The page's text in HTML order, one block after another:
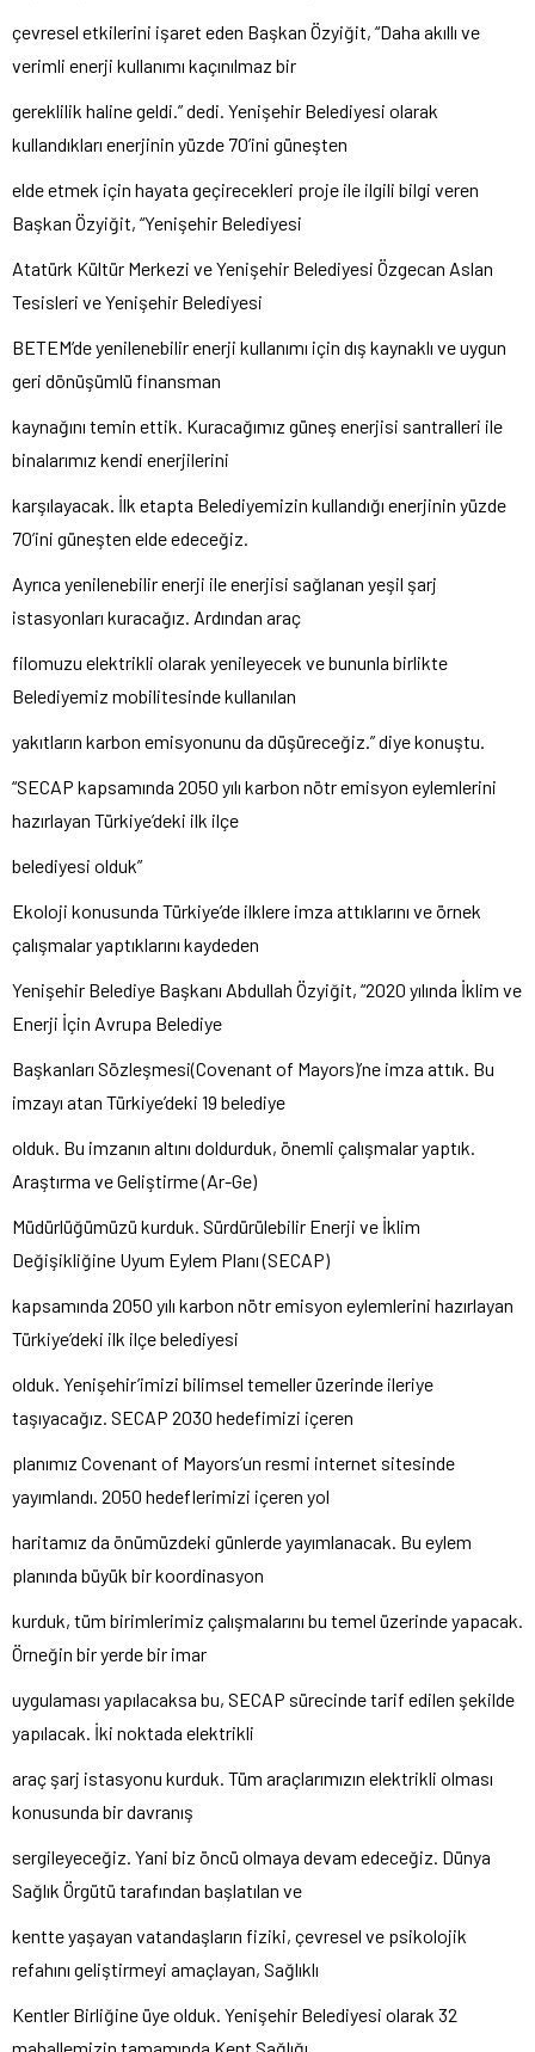
çevresel etkilerini işaret eden Başkan Özyiğit, “Daha akıllı ve
verimli enerji kullanımı kaçınılmaz bir
gereklilik haline geldi.” dedi. Yenişehir Belediyesi olarak
kullandıkları enerjinin yüzde 70’ini güneşten
elde etmek için hayata geçirecekleri proje ile ilgili bilgi veren
Başkan Özyiğit, “Yenişehir Belediyesi
Atatürk Kültür Merkezi ve Yenişehir Belediyesi Özgecan Aslan
Tesisleri ve Yenişehir Belediyesi
BETEM’de yenilenebilir enerji kullanımı için dış kaynaklı ve uygun
geri dönüşümlü finansman
kaynağını temin ettik. Kuracağımız güneş enerjisi santralleri ile
binalarımız kendi enerjilerini
karşılayacak. İlk etapta Belediyemizin kullandığı enerjinin yüzde
70’ini güneşten elde edeceğiz.
Ayrıca yenilenebilir enerji ile enerjisi sağlanan yeşil şarj
istasyonları kuracağız. Ardından araç
filomuzu elektrikli olarak yenileyecek ve bununla birlikte
Belediyemiz mobilitesinde kullanılan
yakıtların karbon emisyonunu da düşüreceğiz.” diye konuştu.
“SECAP kapsamında 2050 yılı karbon nötr emisyon eylemlerini
hazırlayan Türkiye’deki ilk ilçe
belediyesi olduk”
Ekoloji konusunda Türkiye’de ilklere imza attıklarını ve örnek
çalışmalar yaptıklarını kaydeden
Yenişehir Belediye Başkanı Abdullah Özyiğit, “2020 yılında İklim ve
Enerji İçin Avrupa Belediye
Başkanları Sözleşmesi(Covenant of Mayors)’ne imza attık. Bu
imzayı atan Türkiye’deki 19 belediye
olduk. Bu imzanın altını doldurduk, önemli çalışmalar yaptık.
Araştırma ve Geliştirme (Ar-Ge)
Müdürlüğümüzü kurduk. Sürdürülebilir Enerji ve İklim
Değişikliğine Uyum Eylem Planı (SECAP)
kapsamında 2050 yılı karbon nötr emisyon eylemlerini hazırlayan
Türkiye’deki ilk ilçe belediyesi
olduk. Yenişehir’imizi bilimsel temeller üzerinde ileriye
taşıyacağız. SECAP 2030 hedefimizi içeren
planımız Covenant of Mayors’un resmi internet sitesinde
yayımlandı. 2050 hedeflerimizi içeren yol
haritamız da önümüzdeki günlerde yayımlanacak. Bu eylem
planında büyük bir koordinasyon
kurduk, tüm birimlerimiz çalışmalarını bu temel üzerinde yapacak.
Örneğin bir yerde bir imar
uygulaması yapılacaksa bu, SECAP sürecinde tarif edilen şekilde
yapılacak. İki noktada elektrikli
araç şarj istasyonu kurduk. Tüm araçlarımızın elektrikli olması
konusunda bir davranış
sergileyeceğiz. Yani biz öncü olmaya devam edeceğiz. Dünya
Sağlık Örgütü tarafından başlatılan ve
kentte yaşayan vatandaşların fiziki, çevresel ve psikolojik
refahını geliştirmeyi amaçlayan, Sağlıklı
Kentler Birliğine üye olduk. Yenişehir Belediyesi olarak 32